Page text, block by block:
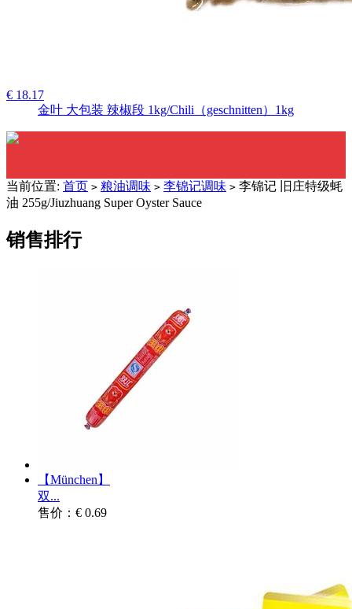
€ 18.17
金叶 大包装 辣椒段 1kg/Chili（geschnitten）1kg
当前位置: 首页 > 粮油调味 > 李锦记调味 > 李锦记 旧庄特级蚝
油 255g/Jiuzhuang Super Oyster Sauce
销售排行
【München】
双...
售价：€ 0.69